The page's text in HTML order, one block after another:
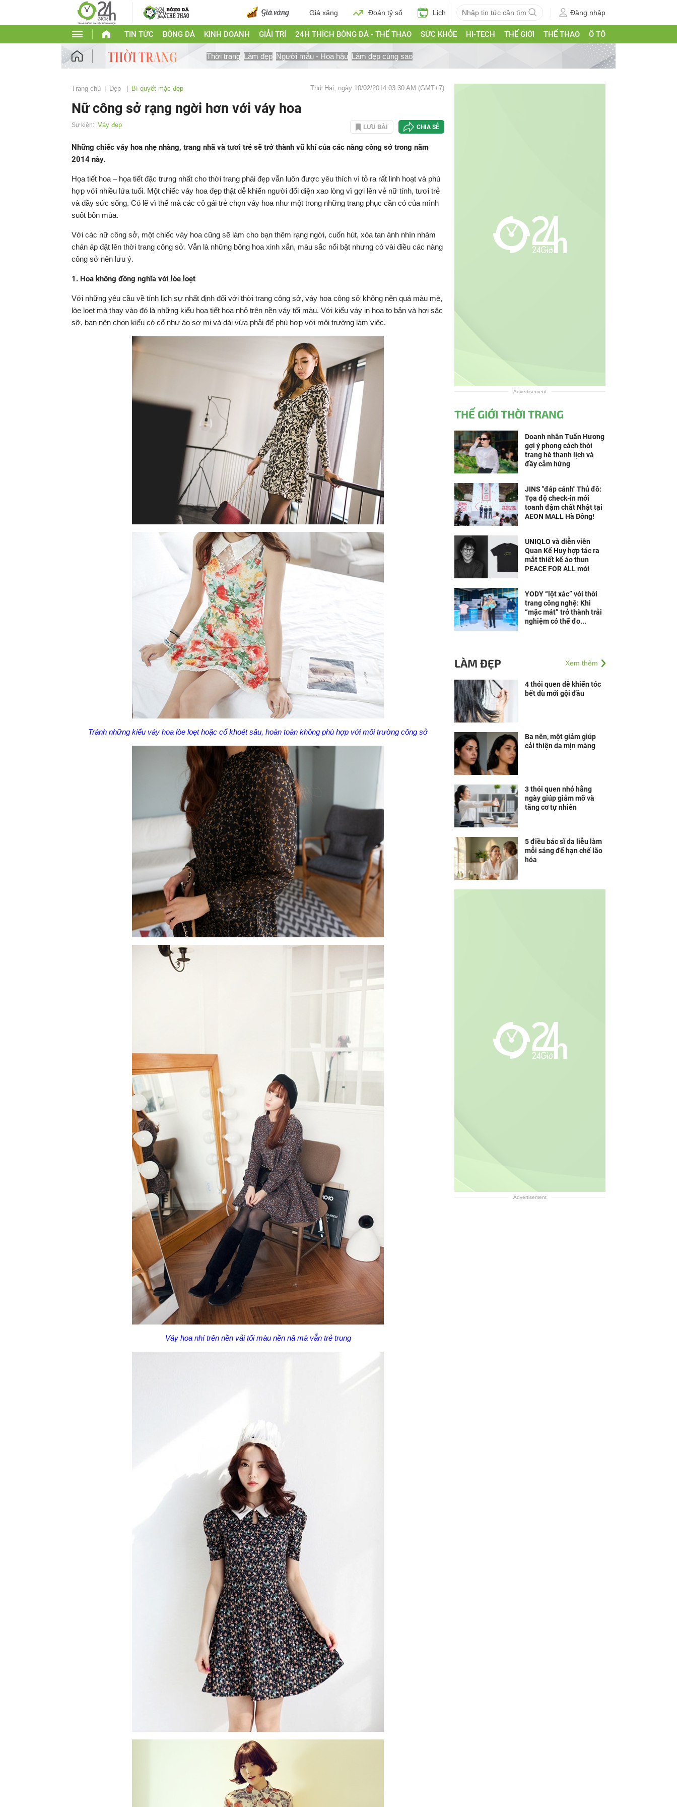
Giá xăng Đoán tỷ số Lịch Đăng nhập
TIN TỨC BÓNG ĐÁ KINH DOANH GIẢI TRÍ 24H THÍCH BÓNG ĐÁ - THỂ THAO SỨC KHỎE HI-TECH THẾ GIỚI THỂ THAO Ô TÔ
Thời trang Làm đẹp Người mẫu - Hoa hậu Làm đẹp cùng sao
Trang chủ Đẹp Bí quyết mặc đẹp Thứ Hai, ngày 10/02/2014 03:30 AM (GMT+7)
Nữ công sở rạng ngời hơn với váy hoa
Sự kiện: Váy đẹp LƯU BÀI CHIA SẺ
Những chiếc váy hoa nhẹ nhàng, trang nhã và tươi trẻ sẽ trở thành vũ khí của các nàng công sở trong năm
2014 này.
Họa tiết hoa – họa tiết đặc trưng nhất cho thời trang phái đẹp vẫn luôn được yêu thích vì tỏ ra rất linh hoạt và phù
hợp với nhiều lứa tuổi. Một chiếc váy hoa đẹp thật dễ khiến người đối diện xao lòng vì gợi lên vẻ nữ tính, tươi trẻ
và đầy sức sống. Có lẽ vì thế mà các cô gái trẻ chọn váy hoa như một trong những trang phục cần có của mình
suốt bốn mùa.
Với các nữ công sở, một chiếc váy hoa cũng sẽ làm cho bạn thêm rạng ngời, cuốn hút, xóa tan ánh nhìn nhàm
chán áp đặt lên thời trang công sở. Vẫn là những bông hoa xinh xắn, màu sắc nổi bật nhưng có vài điều các nàng
công sở nên lưu ý.
1. Hoa không đồng nghĩa với lòe loẹt
Với những yêu cầu về tính lịch sự nhất định đối với thời trang công sở, váy hoa công sở không nên quá màu mè,
lòe loẹt mà thay vào đó là những kiểu họa tiết hoa nhỏ trên nền váy tối màu. Với kiểu váy in hoa to bản và hơi sặc
sỡ, bạn nên chọn kiểu có cổ như áo sơ mi và dài vừa phải để phù hợp với môi trường làm việc.
Tránh những kiểu váy hoa lòe loẹt hoặc cổ khoét sâu, hoàn toàn không phù hợp với môi trường công sở
Váy hoa nhí trên nền vải tối màu nền nã mà vẫn trẻ trung
Advertisement
THẾ GIỚI THỜI TRANG
Doanh nhân Tuấn Hương
gợi ý phong cách thời
trang hè thanh lịch và
đầy cảm hứng
JINS "đáp cánh" Thủ đô:
Tọa độ check-in mới
toanh đậm chất Nhật tại
AEON MALL Hà Đông!
UNIQLO và diễn viên
Quan Kế Huy hợp tác ra
mắt thiết kế áo thun
PEACE FOR ALL mới
YODY “lột xác” với thời
trang công nghệ: Khi
“mặc mát” trở thành trải
nghiệm có thể đo...
LÀM ĐẸP Xem thêm
4 thói quen dễ khiến tóc
bết dù mới gội đầu
Ba nên, một giảm giúp
cải thiện da mịn màng
3 thói quen nhỏ hằng
ngày giúp giảm mỡ và
tăng cơ tự nhiên
5 điều bác sĩ da liễu làm
mỗi sáng để hạn chế lão
hóa
Advertisement